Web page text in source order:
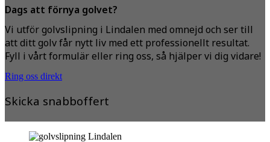
Dags att förnya golvet?
Vi utför golvslipning i Lindalen med omnejd och ser till
att ditt golv får nytt liv med ett professionellt resultat.
Fyll i vårt formulär eller ring oss, så hjälper vi dig vidare!
Ring oss direkt
Skicka snabboffert